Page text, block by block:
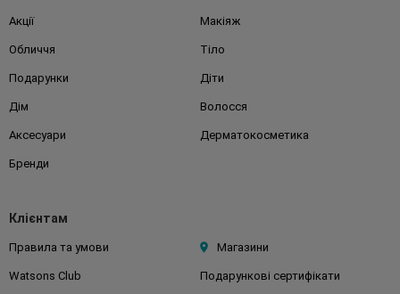
Акції Макіяж
Обличчя Тіло
Подарунки Діти
Дім Волосся
Аксесуари Дерматокосметика
Бренди
Клієнтам
Правила та умови Магазини
Watsons Club Подарункові сертифікати